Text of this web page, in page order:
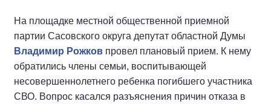
На площадке местной общественной приемной
партии Сасовского округа депутат областной Думы
Владимир Рожков провел плановый прием. К нему
обратились члены семьи, воспитывающей
несовершеннолетнего ребенка погибшего участника
СВО. Вопрос касался разъяснения причин отказа в